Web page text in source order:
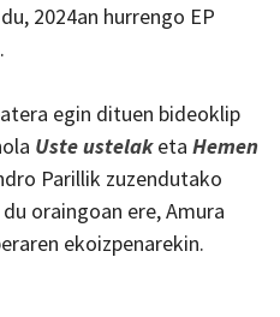
2024an hurrengo EP
egin dituen bideoklip
Uste ustelaketa Hemen
Parillik zuzendutako
oraingoan ere, Amura
ekoizpenarekin.